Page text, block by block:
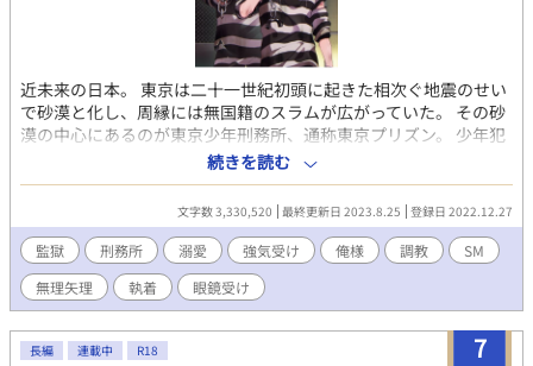
近未来の日本。 東京は二十一世紀初頭に起きた相次ぐ地震のせい
で砂漠と化し、周縁には無国籍のスラムが広がっていた。 その砂
漠の中心にあるのが東京少年刑務所、通称東京プリズン。 少年犯
罪の増加に頭を痛めた政府が半世紀前に設立した、入ったら二度
と出られないと言われる悪名高い刑務所。 それぞれの理由を抱え
て劣悪な刑務所に送りこまれた少年たちの群像劇。 （ＳＦ／バイ
オレンス／アクション／ＢＬ１８禁） （カプ傾向 寡黙包容攻め
×クール強気受け 美形俺様攻め×強気意地っ張り受け） 表紙：
あさを（@asawo0）様
続きを読む
文字数 3,330,520 最終更新日 2023.8.25 登録日 2022.12.27
監獄 刑務所 溺愛 強気受け 俺様 調教
SM
無理矢理
執着 眼鏡受け
7
長編 連載中 R18